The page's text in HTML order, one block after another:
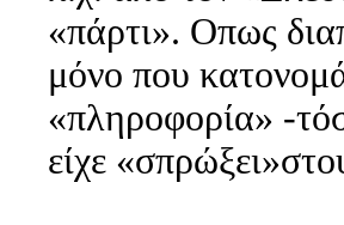
«πάρτι». Οπως
μόνο που
«πληροφορία» -
είχε